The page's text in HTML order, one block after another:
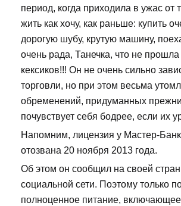
период, когда приходила в ужас от
жить как хочу, как раньше: купить
дорогую шубу, крутую машину,
очень рада, Танечка, что не
кексиков!!! Он не очень сильно
торговли, но при этом весьма
обременений, придуманных
почувствует себя бодрее, если их
Напомним, лицензия у Мастер-
отозвана 20 ноября 2013 года.
Об этом он сообщил на своей
социальной сети. Поэтому только
полноценное питание,